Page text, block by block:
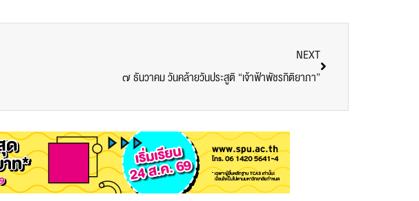
NEXT
๗ ธันวาคม วันคล้ายวันประสูติ “เจ้าฟ้าพัชรกิติยาภา”